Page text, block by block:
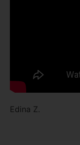
Edina Z.